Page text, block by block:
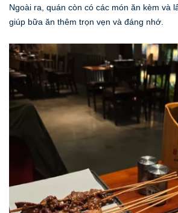
Ngoài ra, quán còn có các món ăn kèm và
giúp bữa ăn thêm trọn vẹn và đáng nhớ.